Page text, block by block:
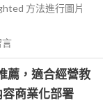
方法進行圖片
言
薦，適合經營教
商業化部署